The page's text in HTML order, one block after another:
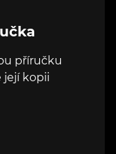
příručku
její kopii